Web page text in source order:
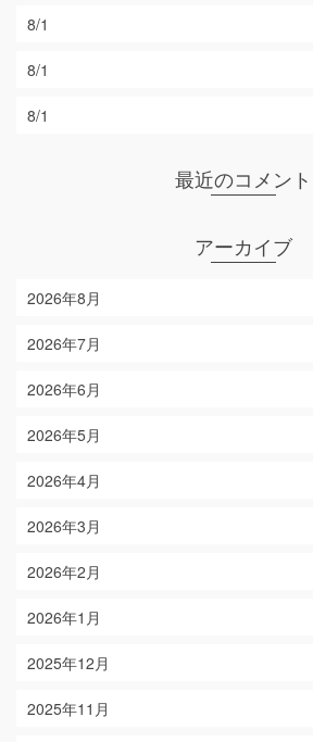
8/1
8/1
8/1
最近のコメント
アーカイブ
2026年8月
2026年7月
2026年6月
2026年5月
2026年4月
2026年3月
2026年2月
2026年1月
2025年12月
2025年11月